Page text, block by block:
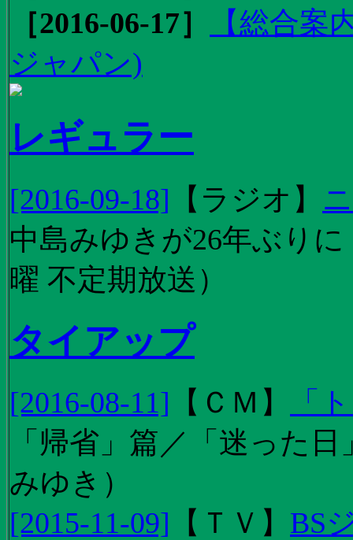
［2016-06-17］
【総合
ジャパン)
レギュラー
[2016-09-18] 【 ラジオ 】
中島みゆきが26年ぶり
曜 不定期放送）
タイアップ
[2016-08-11] 【 ＣＭ 】
「
「帰省」篇／「迷った
みゆき）
[2015-11-09] 【 ＴＶ 】 BS